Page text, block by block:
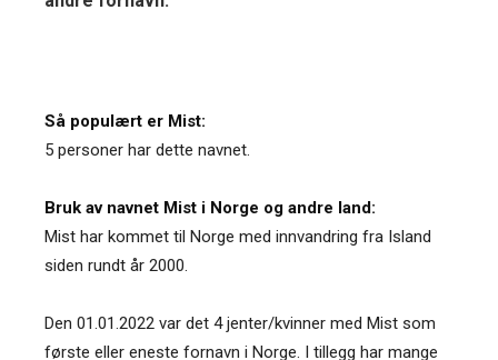
Så populært er Mist:
5 personer har dette navnet.
Bruk av navnet Mist i Norge og andre land:
Mist har kommet til Norge med innvandring fra Island
siden rundt år 2000.
Den 01.01.2022 var det 4 jenter/kvinner med Mist som
første eller eneste fornavn i Norge. I tillegg har mange